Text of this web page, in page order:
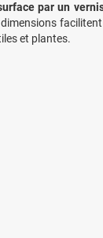
par un
dimensions
et plantes.